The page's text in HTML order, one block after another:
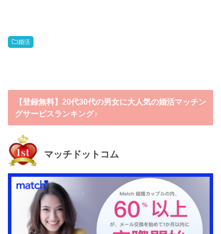
婚活
【登録無料】20代30代の男女に大人気の婚活マッチン
グサービスランキング♪
マッチドットコム